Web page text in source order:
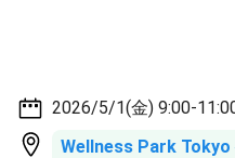
2026/5/1(金) 9:00-
Wellness Park Tokyo